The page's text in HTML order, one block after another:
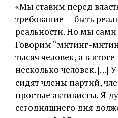
«Мы ставим перед
требование — быть
реальности. Но мы сами
Говорим “митинг-
тысяч человек, а в
несколько человек. […]
сидят члены партий,
простые активисты. Я
сегодняшнего дня